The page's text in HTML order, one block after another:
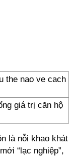
giá trị căn hộ
là nỗi khao khát
“lạc nghiệp”,